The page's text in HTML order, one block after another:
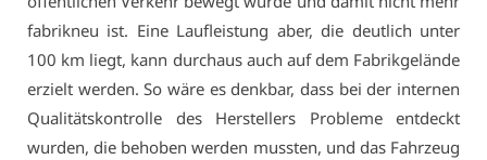
fa­brik­neu ist. Ei­ne Lauf­leis­tung aber, die deut­lich un­ter
100 km liegt, kann durch­aus auch auf dem Fa­brik­ge­län­de
er­zielt wer­den. So wä­re es denk­bar, dass bei der in­ter­nen
Qua­li­täts­kon­trol­le des Her­stel­lers Pro­ble­me ent­deckt
wur­den, die be­ho­ben wer­den muss­ten, und das Fahr­zeug